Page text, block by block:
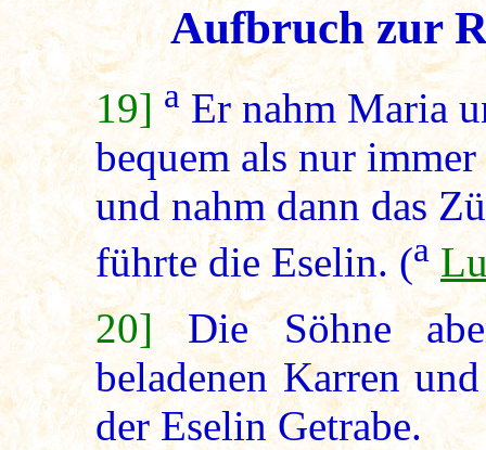
Aufbruch zur
19] a Er nahm Maria
bequem als nur
und nahm dann das
führte die Eselin. (a
20]Die Söhne
beladenen Karren
der Eselin Getrabe.